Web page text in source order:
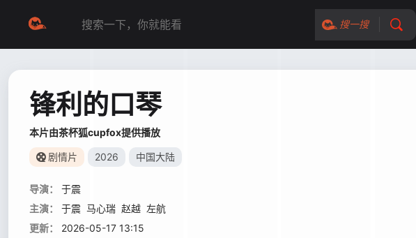
搜一搜
锋利的口琴
本片由茶杯狐cupfox提供播放
剧情片 2026 中国大陆
导演：
于震
主演：
于震 马心瑞 赵越 左航
更新：
2026-05-17 13:15